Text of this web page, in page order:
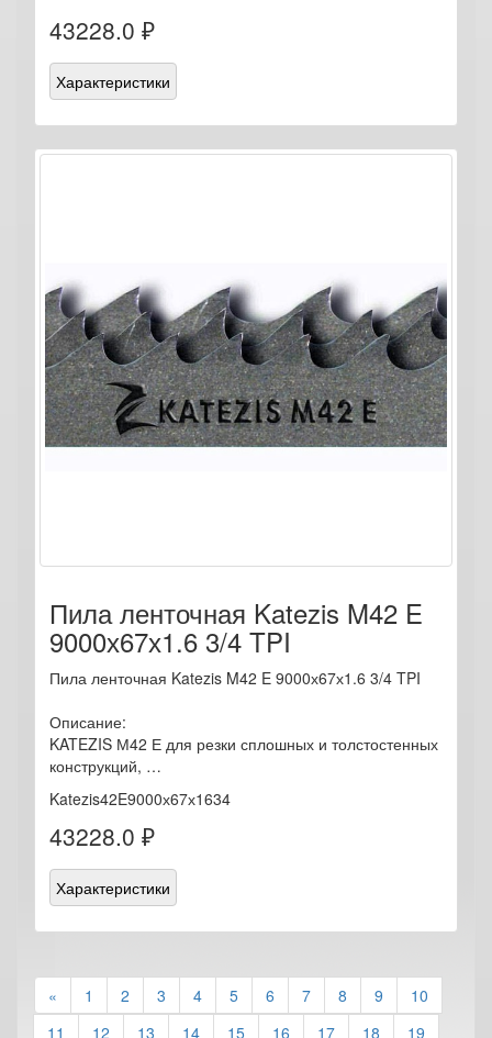
43228.0 ₽
Характеристики
Пила ленточная Katezis M42 E
9000х67х1.6 3/4 TPI
Пила ленточная Katezis M42 E 9000х67х1.6 3/4 TPI
Описание:
KATEZIS М42 Е для резки сплошных и толстостенных
конструкций, …
Katezis42E9000х67х1634
43228.0 ₽
Характеристики
« 1 2 3 4 5 6 7 8 9
10
11
12 13 14 15 16 17 18
19